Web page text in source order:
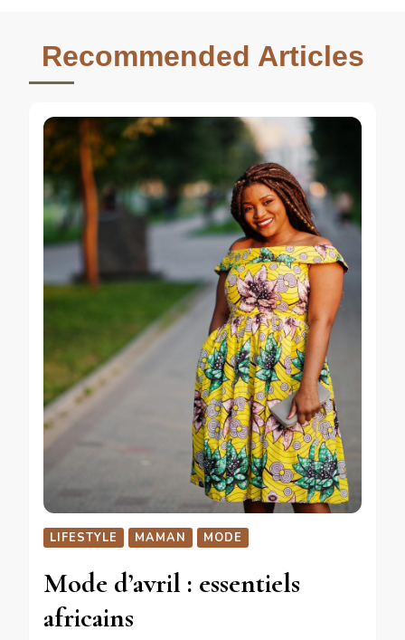
Recommended Articles
LIFESTYLE MAMAN MODE
Mode d’avril : essentiels
africains